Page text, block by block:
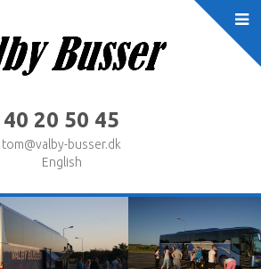
40 20 50 45
tom@valby-busser.dk
English